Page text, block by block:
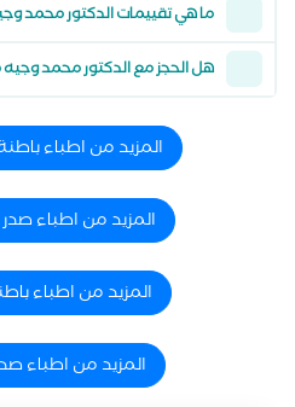
ما هي تقييمات الدكتور محمد
هل الحجز مع الدكتور محمد
المزيد من اطباء
المزيد من اطباء
المزيد من اطباء
المزيد من اطباء